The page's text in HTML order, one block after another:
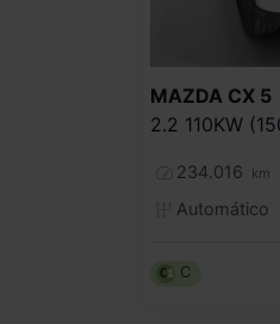
MAZDA CX 5
234.016 km
Automático
C